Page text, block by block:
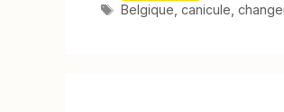
Mots-
Belgique canicule